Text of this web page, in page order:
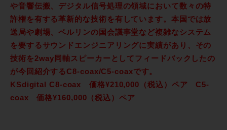
や音響伝搬、デジタル信号処理の領域において数々の特
許権を有する革新的な技術を有しています。本国では放
送局や劇場、ベルリンの国会議事堂など複雑なシステム
を要するサウンドエンジニアリングに実績があり、その
技術を2way同軸スピーカーとしてフィードバックしたの
が今回紹介するC8-coax/C5-coaxです。
KSdigital C8-coax 価格¥210,000（税込）ペア C5-
coax 価格¥160,000（税込）ペア